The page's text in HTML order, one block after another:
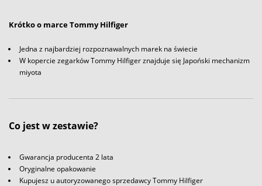
Krótko o marce Tommy Hilfiger
Jedna z najbardziej rozpoznawalnych marek na świecie
W kopercie zegarków Tommy Hilfiger znajduje się Japoński mechanizm
miyota
Co jest w zestawie?
Gwarancja producenta 2 lata
Oryginalne opakowanie
Kupujesz u autoryzowanego sprzedawcy Tommy Hilfiger